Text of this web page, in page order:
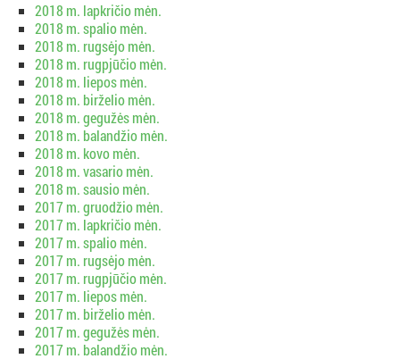
2018 m. lapkričio mėn.
2018 m. spalio mėn.
2018 m. rugsėjo mėn.
2018 m. rugpjūčio mėn.
2018 m. liepos mėn.
2018 m. birželio mėn.
2018 m. gegužės mėn.
2018 m. balandžio mėn.
2018 m. kovo mėn.
2018 m. vasario mėn.
2018 m. sausio mėn.
2017 m. gruodžio mėn.
2017 m. lapkričio mėn.
2017 m. spalio mėn.
2017 m. rugsėjo mėn.
2017 m. rugpjūčio mėn.
2017 m. liepos mėn.
2017 m. birželio mėn.
2017 m. gegužės mėn.
2017 m. balandžio mėn.